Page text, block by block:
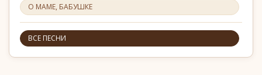
О МАМЕ, БАБУШКЕ
ВСЕ ПЕСНИ